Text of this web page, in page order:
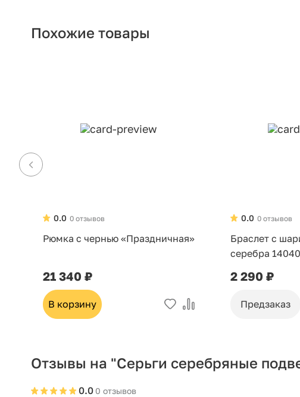
Похожие товары
0 отзывов
0.0
Рюмка с чернью «Праздничная»
21 340 ₽
В корзину
0 отзывов
0.0
Браслет с
серебра
2 290 ₽
Предзаказ
Отзывы на "Серьги серебряные
0 отзывов
0.0